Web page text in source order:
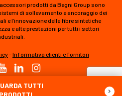
TUTTI
prodotti da Begni Group sono
di sollevamento e ancoraggio dei
e l’innovazione delle fibre sintetiche
e alte prestazioni per tutti i settori
-Informativa clienti e fornitori